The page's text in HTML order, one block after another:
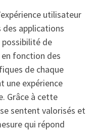
utilisateur
des applications
possibilité de
fonction des
de chaque
une expérience
Grâce à cette
sentent valorisés et
qui répond